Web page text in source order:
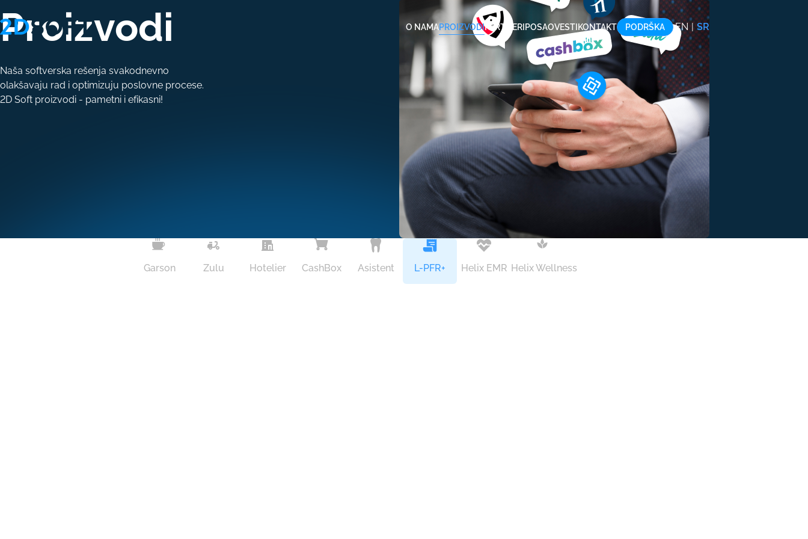
O NAMA PROIZVODI PARTNERI POSAO VESTI KONTAKT PODRŠKA EN | SR
Proizvodi
Naša softverska rešenja svakodnevno
olakšavaju rad i optimizuju poslovne procese.
2D Soft proizvodi - pametni i efikasni!
Garson Zulu Hotelier CashBox Asistent L-PFR+ Helix EMR Helix Wellness